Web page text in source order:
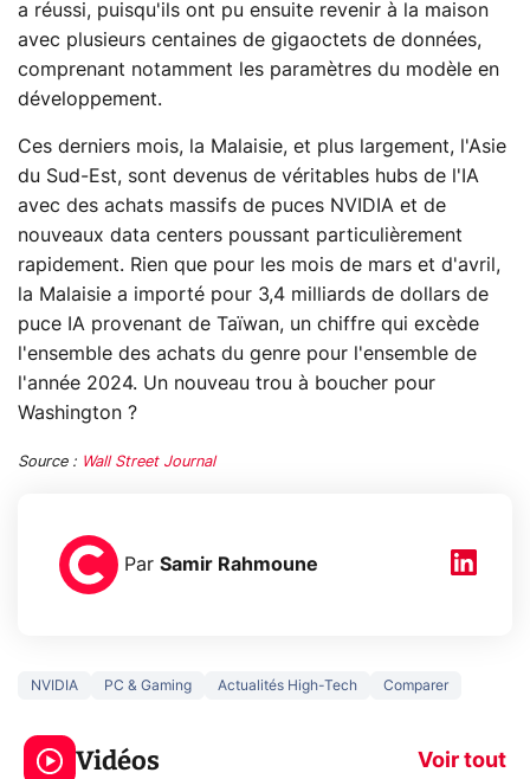
a réussi, puisqu'ils ont pu ensuite revenir à la maison
avec plusieurs centaines de gigaoctets de données,
comprenant notamment les paramètres du modèle en
développement.
Ces derniers mois, la Malaisie, et plus largement, l'Asie
du Sud-Est, sont devenus de véritables hubs de l'IA
avec des achats massifs de puces NVIDIA et de
nouveaux data centers poussant particulièrement
rapidement. Rien que pour les mois de mars et d'avril,
la Malaisie a importé pour 3,4 milliards de dollars de
puce IA provenant de Taïwan, un chiffre qui excède
l'ensemble des achats du genre pour l'ensemble de
l'année 2024. Un nouveau trou à boucher pour
Washington ?
Source : Wall Street Journal
Par Samir Rahmoune
NVIDIA PC & Gaming Actualités High-Tech Comparer
Vidéos Voir tout
3 écrans en 1 pour
319€ ? Voici L'AOC
CQ32G4ZA !
5
prochaine